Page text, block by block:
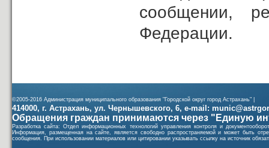
сообщении,
Федерации.
©2005-2016 Администрация муниципального образования "Городской округ город Астрахань" |
414000, г. Астрахань, ул. Чернышевского, 6, e-mail:
Обращения граждан принимаются через "Единую
Разработка сайта: Отдел информационных технологий управления контроля и
Информация, размещенная на сайте, является свободно распространяемой и может быть
сообщения. При использовании материалов или цитировании указывать ссылку на источник